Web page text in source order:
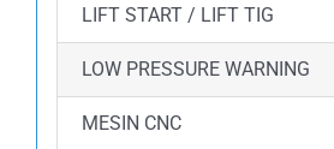
LIFT START / LIFT TIG
LOW PRESSURE WARNING
MESIN CNC